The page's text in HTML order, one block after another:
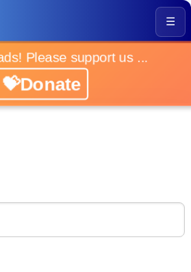
☰
Please support us ...
💝Donate